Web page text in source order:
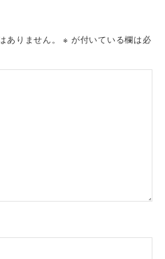
ありません。 ※ が付いている欄は必